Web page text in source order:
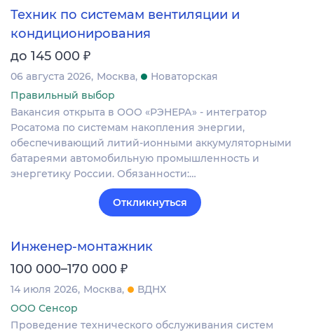
Техник по системам вентиляции и
кондиционирования
до 145 000 ₽
06 августа 2026 Москва
Новаторская
Правильный выбор
Вакансия открыта в ООО «РЭНЕРА» - интегратор
Росатома по системам накопления энергии,
обеспечивающий литий-ионными аккумуляторными
батареями автомобильную промышленность и
энергетику России. Обязанности:…
Откликнуться
Инженер-монтажник
100 000–170 000 ₽
14 июля 2026 Москва
ВДНХ
ООО Сенсор
Проведение технического обслуживания систем